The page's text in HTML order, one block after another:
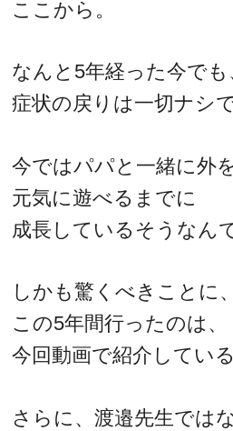
ここから。
なんと5年経った今でも
症状の戻りは一切ナシ
今ではパパと一緒に外
元気に遊べるまでに
成長しているそうなん
しかも驚くべきことに、
この5年間行ったのは、
今回動画で紹介してい
さらに、渡邉先生ではな